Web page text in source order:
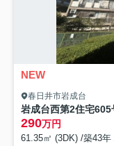
NEW
春日井市岩成台
岩成台西第2住宅605
290万円
61.35㎡ (3DK) /築43年